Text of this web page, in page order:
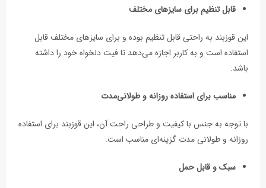
قابل تنظیم برای سایزهای مختلف
این قوزبند به راحتی قابل تنظیم بوده و برای سایزهای مختلف قابل
استفاده است و به کاربر اجازه می‌دهد تا فیت دلخواه خود را داشته
باشد.
مناسب برای استفاده روزانه و طولانی‌مدت
با توجه به جنس با کیفیت و طراحی راحت آن، این قوزبند برای استفاده
روزانه و طولانی مدت گزینه‌ای مناسب است.
سبک و قابل حمل